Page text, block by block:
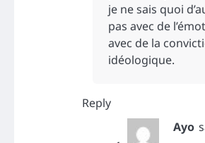
je ne sais quoi
pas avec de
avec de la
idéologique.
Reply
Ayo